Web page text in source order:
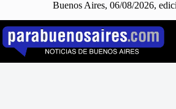
Buenos Aires, 06/08/2026,
Saltar
contenido